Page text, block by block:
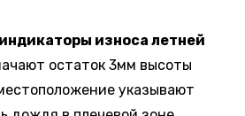
износа летней
остаток 3мм высоты
указывают